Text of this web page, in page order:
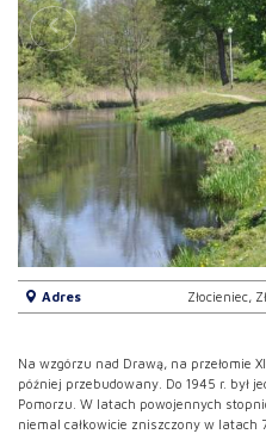
Adres Złocieniec,
Na wzgórzu nad Drawą, na przełomie
później przebudowany. Do 1945 r. był
Pomorzu. W latach powojennych
niemal całkowicie zniszczony w latach